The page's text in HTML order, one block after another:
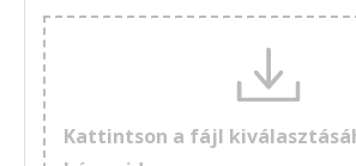
Kattintson a fájl